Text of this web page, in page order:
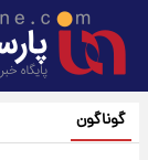
گوناگون